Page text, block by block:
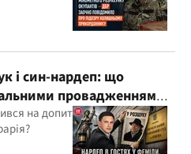
і син-нардеп: що
провадженнями
на допит